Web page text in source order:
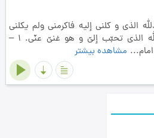
الذي و كلني إليه فاكرمني ولم يكلني
إلي الناس فيهينوني والحمدلله الذي تحبّب إليّ و هو غنيّ عنّي. 1 –
مشاهده بیشتر